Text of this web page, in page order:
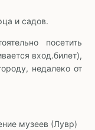
и садов.
посетить
вход.билет),
недалеко от
музеев (Лувр)